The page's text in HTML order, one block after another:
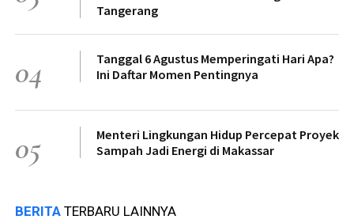
Tangerang
04
Tanggal 6 Agustus Memperingati Hari Apa?
Ini Daftar Momen Pentingnya
05
Menteri Lingkungan Hidup Percepat Proyek
Sampah Jadi Energi di Makassar
BERITA TERBARU LAINNYA